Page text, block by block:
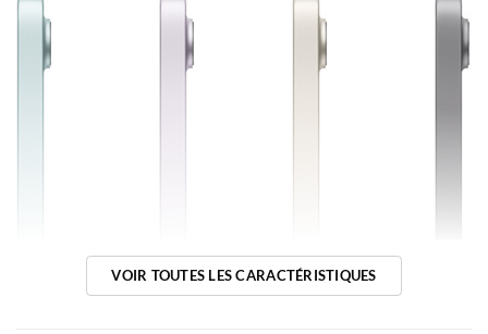
VOIR TOUTES LES CARACTÉRISTIQUES